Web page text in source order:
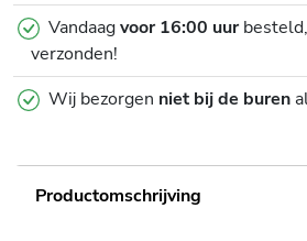
Vandaagvoor 16:00 uur
verzonden!
Wij bezorgen niet bij de buren
Productomschrijving